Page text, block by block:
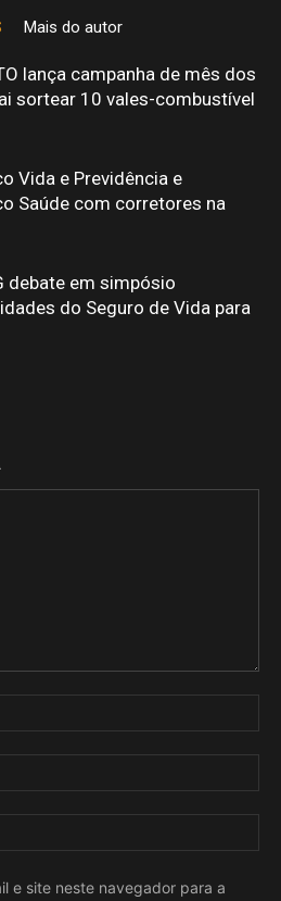
Mais do autor
lança campanha de mês dos
sortear 10 vales-combustível
Vida e Previdência e
Saúde com corretores na
debate em simpósio
do Seguro de Vida para
e site neste navegador para a